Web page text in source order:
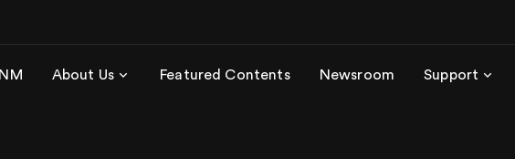
About Us Featured Contents Newsroom Support